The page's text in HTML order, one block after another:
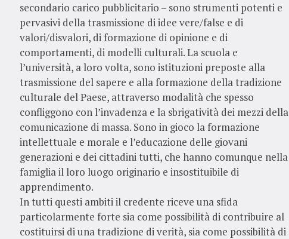
secondario carico pubblicitario – sono strumenti potenti e
pervasivi della trasmissione di idee vere/false e di
valori/disvalori, di formazione di opinione e di
comportamenti, di modelli culturali. La scuola e
l’università, a loro volta, sono istituzioni preposte alla
trasmissione del sapere e alla formazione della tradizione
culturale del Paese, attraverso modalità che spesso
confliggono con l’invadenza e la sbrigatività dei mezzi della
comunicazione di massa. Sono in gioco la formazione
intellettuale e morale e l’educazione delle giovani
generazioni e dei cittadini tutti, che hanno comunque nella
famiglia il loro luogo originario e insostituibile di
apprendimento.
In tutti questi ambiti il credente riceve una sfida
particolarmente forte sia come possibilità di contribuire al
costituirsi di una tradizione di verità, sia come possibilità di